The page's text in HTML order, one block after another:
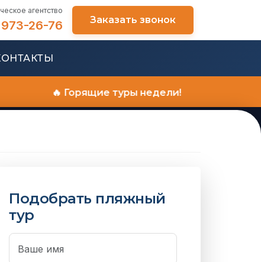
агентство
26-76 Заказать звонок
🔥 Горящие туры недели!
Подобрать пляжный
тур